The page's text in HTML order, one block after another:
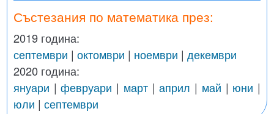
Състезания по математика през:
2019 година:
септември | октомври | ноември | декември
2020 година:
януари |февруари | март|април | май | юни |
юли | септември